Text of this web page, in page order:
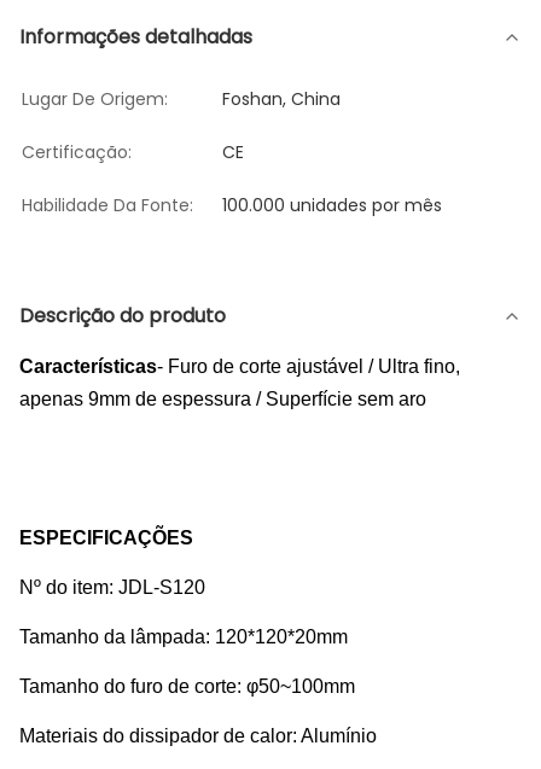
Informações detalhadas
Lugar De Origem: Foshan, China
Certificação: CE
Habilidade Da Fonte: 100.000 unidades por mês
Descrição do produto
Características- Furo de corte ajustável / Ultra fino,
apenas 9mm de espessura / Superfície sem aro
ESPECIFICAÇÕES
Nº do item: JDL-S120
Tamanho da lâmpada: 120*120*20mm
Tamanho do furo de corte: φ50~100mm
Materiais do dissipador de calor: Alumínio